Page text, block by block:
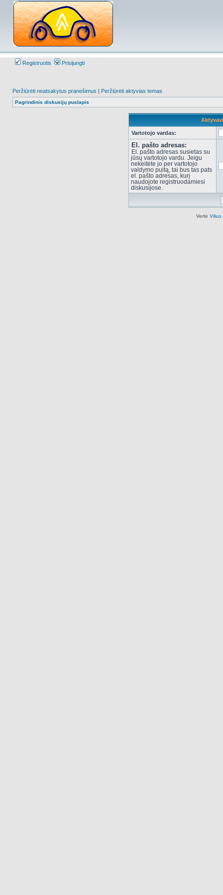
Registruotis Prisijungti
Peržiūrėti neatsakytus pranešimus | Peržiūrėti aktyvias temas
Pagrindinis diskusijų puslapis
Vartotojo vardas:
El. pašto adresas:
El. pašto adresas susietas su
jūsų vartotojo vardu. Jeigu
nekeitėte jo per vartotojo
valdymo pultą, tai bus tas pats
el. pašto adresas, kurį
naudojote registruodamiesi
diskusijose.
Vertė Vilius